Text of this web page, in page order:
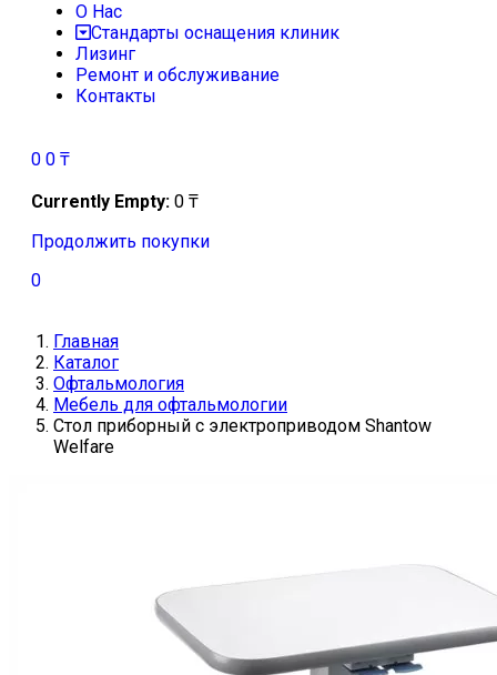
О Нас
Стандарты оснащения клиник
Лизинг
Ремонт и обслуживание
Контакты
0 0 ₸
Currently Empty: 0 ₸
Продолжить покупки
0
Главная
Каталог
Офтальмология
Мебель для офтальмологии
Стол приборный с электроприводом Shantow
Welfare